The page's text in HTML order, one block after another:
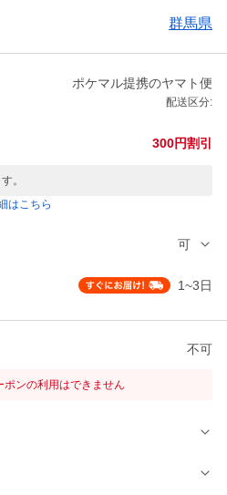
群馬県
ポケマル提携のヤマト便
配送区分:
300円割引
。
はこちら
可
1~3日
不可
ンの利用はできません